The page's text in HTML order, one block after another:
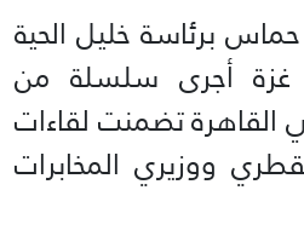
برئاسة خليل الحية
غزة أجرى سلسلة من
القاهرة تضمنت لقاءات
ووزيري المخابرات